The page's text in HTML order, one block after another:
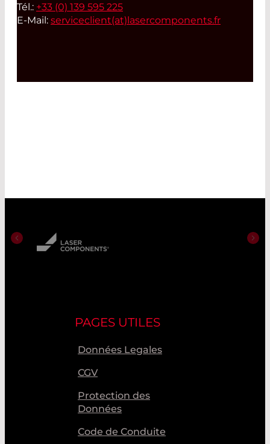
Tél.: +33 (0) 139 595 225
E-Mail: serviceclient(at)lasercomponents.fr
PAGES UTILES
Données Legales
CGV
Protection des
Données
Code de Conduite